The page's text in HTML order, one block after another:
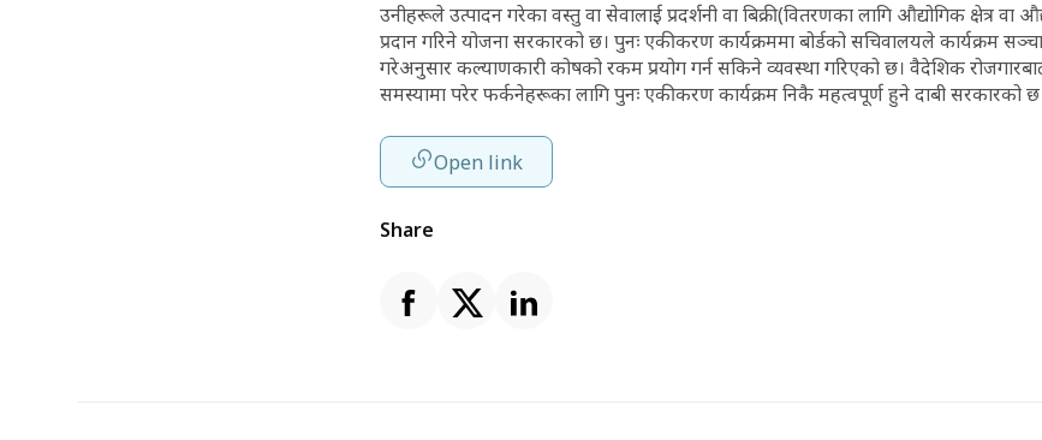
उनीहरूले उत्पादन गरेका वस्तु वा सेवालाई प्रदर्शनी वा बिक्री(वितरणका लागि औद्योगिक क्षेत्र वा
प्रदान गरिने योजना सरकारको छ। पुनः एकीकरण कार्यक्रममा बोर्डको सचिवालयले कार्यक्रम
गरेअनुसार कल्याणकारी कोषको रकम प्रयोग गर्न सकिने व्यवस्था गरिएको छ। वैदेशिक
समस्यामा परेर फर्कनेहरूका लागि पुनः एकीकरण कार्यक्रम निकै महत्वपूर्ण हुने दाबी सरकारको
Open link
Share